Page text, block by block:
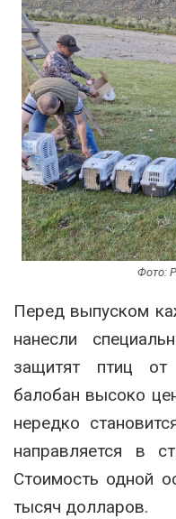
Фото:
Перед выпуском
нанесли
защитят птиц от
балобан высоко
нередко
направляется в
Стоимость одной
тысяч долларов.